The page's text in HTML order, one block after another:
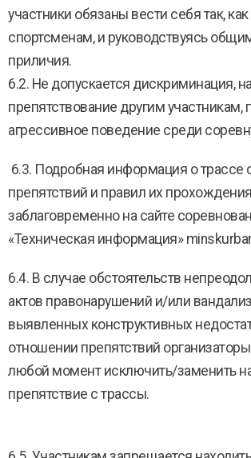
участники обязаны вести себя так,
спортсменам, и руководствуясь
приличия.
6.2. Не допускается дискриминация,
препятствование другим участникам,
агрессивное поведение среди
6.3. Подробная информация о трассе
препятствий и правил их
заблаговременно на сайте
«Техническая информация»
6.4. В случае обстоятельств
актов правонарушений и/или
выявленных конструктивных
отношении препятствий
любой момент исключить/заменить
препятствие с трассы.